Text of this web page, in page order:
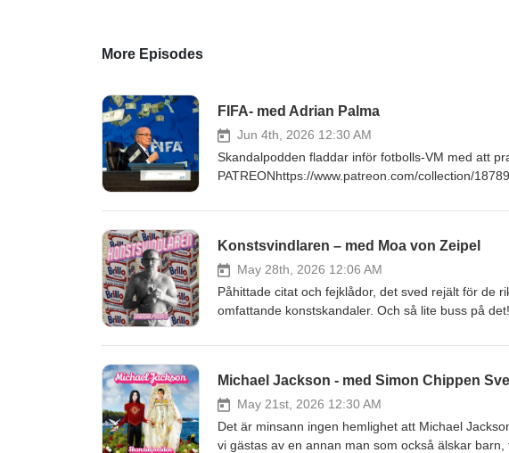
More Episodes
FIFA- med Adrian Palma
Jun 4th, 2026 12:30 AM
Skandalpodden fladdar inför fotbolls-VM med att
PATREONhttps://www.patreon.com/collection/
Konstsvindlaren – med Moa von Zeipel
May 28th, 2026 12:06 AM
Påhittade citat och fejklådor, det sved rejält för de
omfattande konstskandaler. Och så lite buss på
FACEBOOKhttps://www.facebook.com/groups/
Michael Jackson - med Simon Chippen
May 21st, 2026 12:30 AM
Det är minsann ingen hemlighet att Michael
vi gästas av en annan man som också älskar